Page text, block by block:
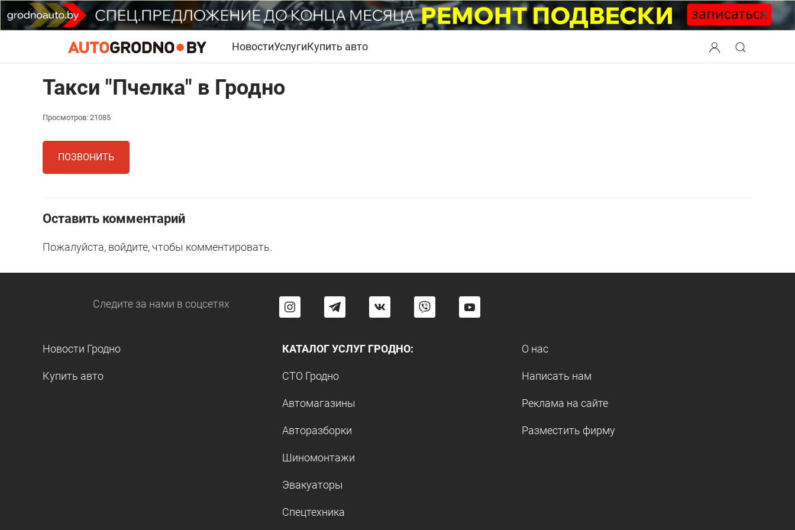
НовостиУслугиКупить авто
Такси "Пчелка" в Гродно
Просмотров: 21085
ПОЗВОНИТЬ
Оставить комментарий
Пожалуйста, войдите, чтобы комментировать.
Следите за нами в соцсетях
Новости Гродно
Купить авто
КАТАЛОГ УСЛУГ ГРОДНО:
СТО Гродно
Автомагазины
Авторазборки
Шиномонтажи
Эвакуаторы
Спецтехника
О нас
Написать нам
Реклама на сайте
Разместить фирму